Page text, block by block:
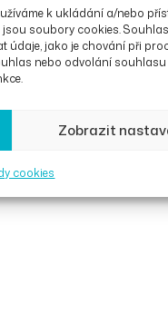
k ukládání a/nebo
soubory cookies.
údaje, jako je chování při
nebo odvolání souhlasu
Zobrazit
cookies
lehký naklápěcí